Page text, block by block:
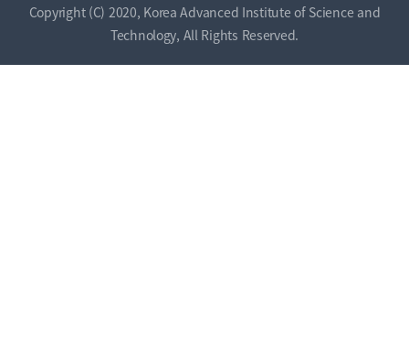
Copyright (C) 2020, Korea Advanced Institute of Science and
Technology, All Rights Reserved.